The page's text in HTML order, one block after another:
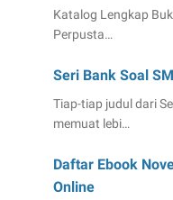
Katalog Lengkap
Perpusta…
Seri Bank Soal
Tiap-tiap judul dari
memuat lebi…
Daftar Ebook
Online